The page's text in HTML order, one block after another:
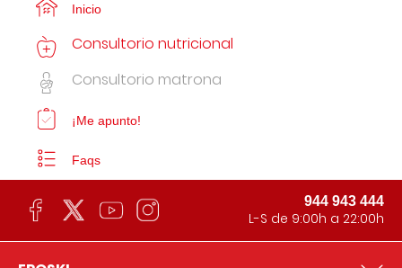
Inicio
Consultorio nutricional
Consultorio matrona
¡Me apunto!
Faqs
944 943 444
L-S de 9:00h a 22:00h